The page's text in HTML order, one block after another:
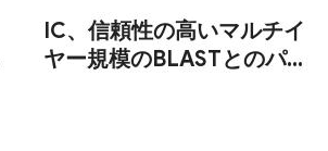
IC、信頼性の高いマルチイ
ヤー規模のBLASTとのパー